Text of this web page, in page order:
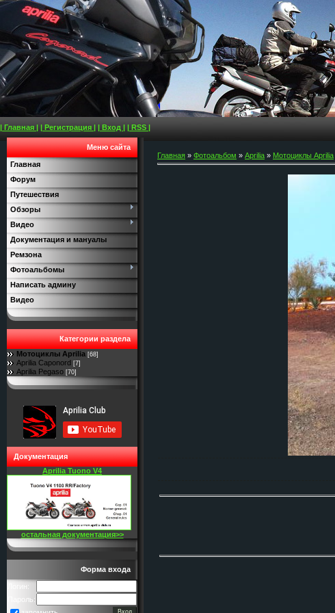
| Главная | | Регистрация | | Вход | | RSS |
Меню сайта
Главная
Форум
Путешествия
Обзоры
Видео
Документация и мануалы
Ремзона
Фотоальбомы
Написать админу
Видео
Категории раздела
Мотоциклы Aprilia [68]
Aprilia Caponord [7]
Aprilia Pegaso [70]
Документация
Aprilia Tuono V4
остальная документация>>
Форма входа
Логин:
Пароль:
Главная » Фотоальбом » Aprilia » Мотоциклы Aprilia